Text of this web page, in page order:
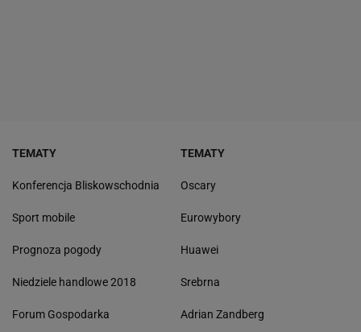
TEMATY
Konferencja Bliskowschodnia
Sport mobile
Prognoza pogody
Niedziele handlowe 2018
Forum Gospodarka
TEMATY
Oscary
Eurowybory
Huawei
Srebrna
Adrian Zandberg